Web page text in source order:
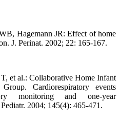
Hagemann JR: Effect of home
J. Perinat. 2002; 22: 165-167.
et al.: Collaborative Home Infant
Cardiorespiratory events
monitoring and one-year
2004; 145(4): 465-471.